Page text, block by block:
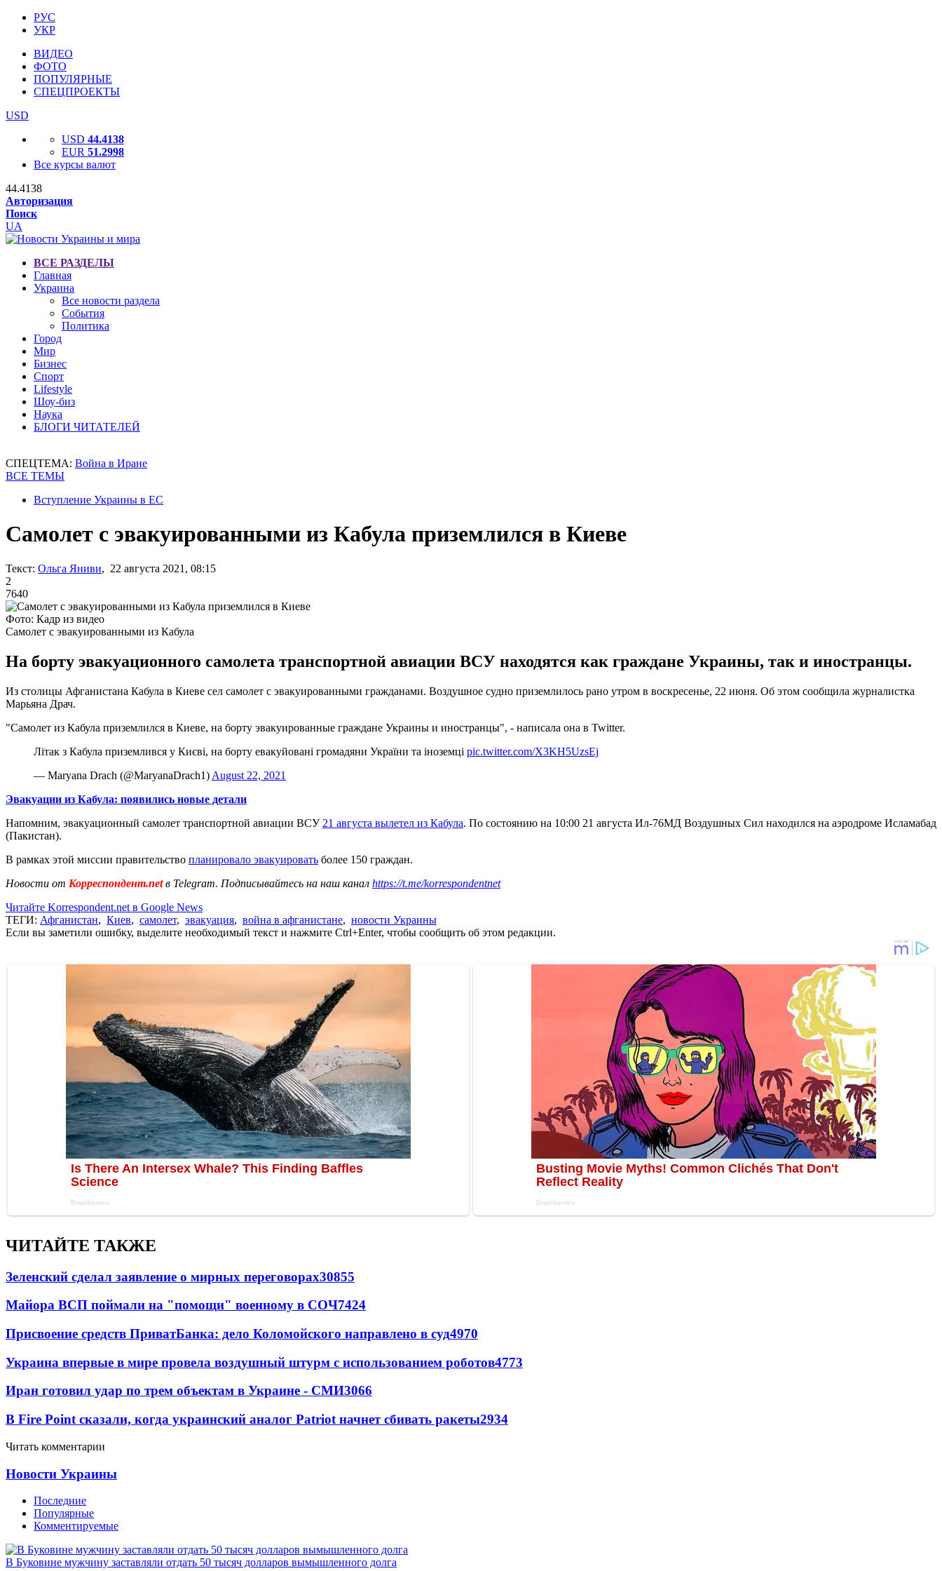
РУС
УКР
ВИДЕО
ФОТО
ПОПУЛЯРНЫЕ
СПЕЦПРОЕКТЫ
USD
USD 44.4138
EUR 51.2998
Все курсы валют
44.4138
Авторизация
Поиск
UA
ВСЕ РАЗДЕЛЫ
Главная
Украина
Все новости раздела
События
Политика
Город
Мир
Бизнес
Спорт
Lifestyle
Шоу-биз
Наука
БЛОГИ ЧИТАТЕЛЕЙ
СПЕЦТЕМА: Война в Иране
ВСЕ ТЕМЫ
Вступление Украины в ЕС
Самолет с эвакуированными из Кабула приземлился в Киеве
Текст: Ольга Яниви, 22 августа 2021, 08:15
2
7640
Фото: Кадр из видео
Самолет с эвакуированными из Кабула
На борту эвакуационного самолета транспортной авиации ВСУ находятся как граждане Украины, так и иностранцы.
Из столицы Афганистана Кабула в Киеве сел самолет с эвакуированными гражданами. Воздушное судно приземлилось рано утром в воскресенье, 22 июня. Об этом сообщила журналистка
Марьяна Драч.
"Самолет из Кабула приземлился в Киеве, на борту эвакуированные граждане Украины и иностранцы", - написала она в Twitter.
Літак з Кабула приземлився у Києві, на борту евакуйовані громадяни України та іноземці pic.twitter.com/X3KH5UzsEj
— Maryana Drach (@MaryanaDrach1) August 22, 2021
Эвакуации из Кабула: появились новые детали
Напомним, эвакуационный самолет транспортной авиации ВСУ 21 августа вылетел из Кабула. По состоянию на 10:00 21 августа Ил-76МД Воздушных Сил находился на аэродроме Исламабад
(Пакистан).
В рамках этой миссии правительство планировало эвакуировать более 150 граждан.
Новости от Корреспондент.netв Telegram. Подписывайтесь на наш канал https://t.me/korrespondentnet
Читайте Korrespondent.net в Google News
ТЕГИ: Афганистан, Киев, самолет, эвакуация, война в афганистане, новости Украины
Если вы заметили ошибку, выделите необходимый текст и нажмите Ctrl+Enter, чтобы сообщить об этом редакции.
ЧИТАЙТЕ ТАКЖЕ
Зеленский сделал заявление о мирных переговорах30855
Майора ВСП поймали на "помощи" военному в СОЧ7424
Присвоение средств ПриватБанка: дело Коломойского направлено в суд4970
Украина впервые в мире провела воздушный штурм с использованием роботов4773
Иран готовил удар по трем объектам в Украине - СМИ3066
В Fire Point сказали, когда украинский аналог Patriot начнет сбивать ракеты2934
Читать комментарии
Новости Украины
Последние
Популярные
Комментируемые
В Буковине мужчину заставляли отдать 50 тысяч долларов вымышленного долга